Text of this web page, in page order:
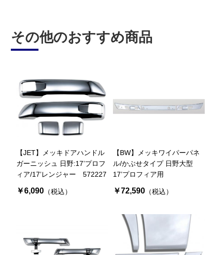
その他のおすすめ商品
【JET】メッキドアハンドル
ガーニッシュ 日野:17’プロフ
ィア/17’レンジャー 572227
￥6,090（税込）
【BW】メッキワイパーパネ
ル/かぶせタイプ 日野大型
17’プロフィア用
￥72,590（税込）